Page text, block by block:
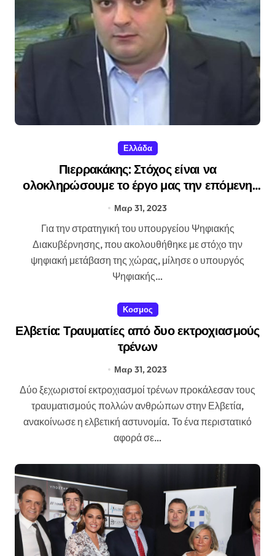
Ελλάδα
Πιερρακάκης: Στόχος είναι να
ολοκληρώσουμε το έργο μας την επόμενη
Μαρ 31, 2023
Για την στρατηγική του υπουργείου Ψηφιακής
Διακυβέρνησης, που ακολουθήθηκε με στόχο την
ψηφιακή μετάβαση της χώρας, μίλησε ο υπουργός
Ψηφιακής…
Κοσμος
Ελβετία: Τραυματίες από δυο εκτροχιασμούς
τρένων
Μαρ 31, 2023
Δύο ξεχωριστοί εκτροχιασμοί τρένων προκάλεσαν τους
τραυματισμούς πολλών ανθρώπων στην Ελβετία,
ανακοίνωσε η ελβετική αστυνομία. Το ένα περιστατικό
αφορά σε…